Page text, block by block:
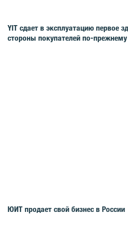
YIT сдает в эксплуатацию первое
стороны покупателей по-
ЮИТ продает свой бизнес в России